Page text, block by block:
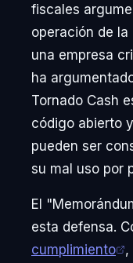
fiscales
operación de
una empresa
ha
Tornado Cash
código abierto
pueden ser
su mal uso por
El
esta defensa.
cumplimiento
,